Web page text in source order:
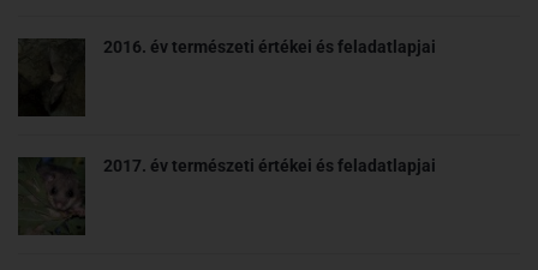
2016. év természeti értékei és feladatlapjai
2017. év természeti értékei és feladatlapjai